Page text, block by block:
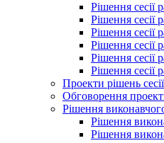
Рішення сесії
Рішення сесії
Рішення сесії
Рішення сесії
Рішення сесії
Рішення сесії
Проекти рішень сесії
Обговорення
Рішення
Рішення
Рішення